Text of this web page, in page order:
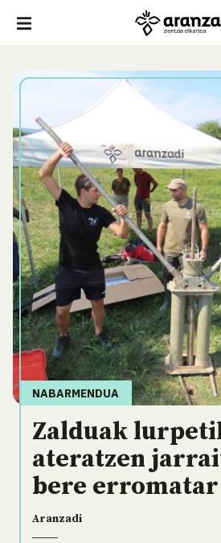
NABARMENDUA
Zalduak
ateratzen
bere
Aranzadi